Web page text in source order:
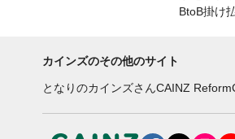
BtoB掛け
カインズのその他のサイト
となりのカインズさんCAINZ Reform